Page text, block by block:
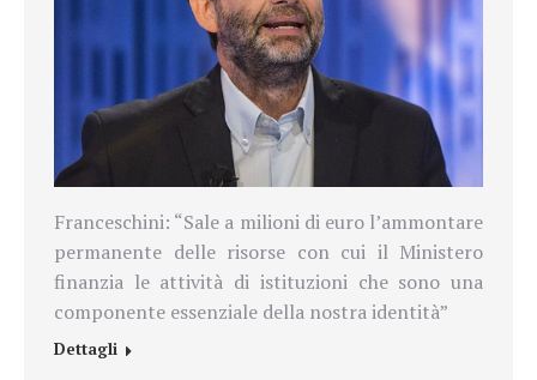
Franceschini: “Sale a milioni di euro l’ammontare
permanente delle risorse con cui il Ministero
finanzia le attività di istituzioni che sono una
componente essenziale della nostra identità”
Dettagli